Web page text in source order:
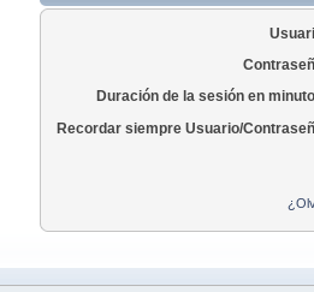
Duración de la sesión en
Recordar siempre Usuario/